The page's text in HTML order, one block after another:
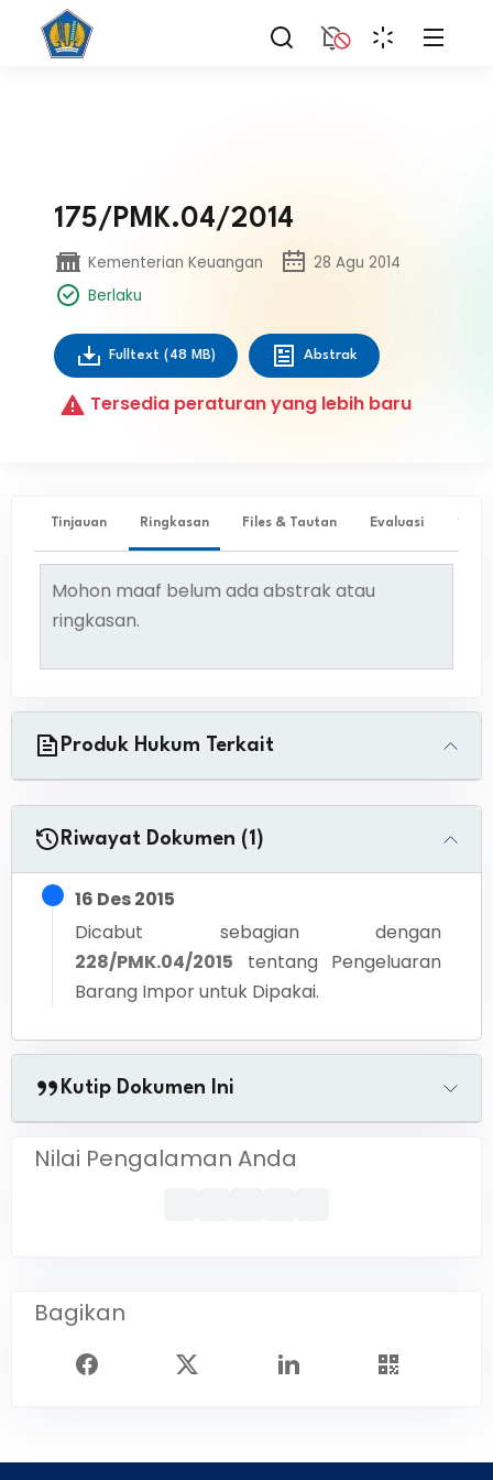
175/PMK.04/2014
Kementerian Keuangan
28 Agu 2014
Berlaku
Fulltext (48 MB) Abstrak
Tersedia peraturan yang lebih baru
Tinjauan Ringkasan Files & Tautan Evaluasi ✨
Mohon maaf belum ada abstrak atau
ringkasan.
Produk Hukum Terkait
Riwayat Dokumen (1)
16 Des 2015
Dicabut sebagian dengan
228/PMK.04/2015
tentang Pengeluaran
Barang Impor untuk Dipakai.
Kutip Dokumen Ini
Nilai Pengalaman Anda
Bagikan